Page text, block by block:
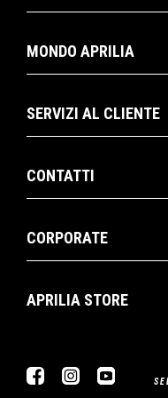
MONDO APRILIA
SERVIZI AL CLIENTE
CONTATTI
CORPORATE
APRILIA STORE
FacebookInstagram